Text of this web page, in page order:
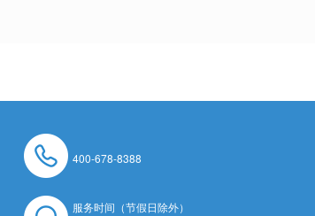
400-678-8388
服务时间（节假日除外）